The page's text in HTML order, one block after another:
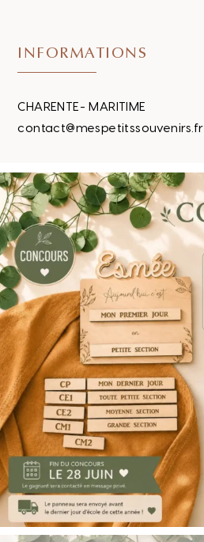
INFORMATIONS
CHARENTE- MARITIME
contact@mespetitssouvenirs.fr